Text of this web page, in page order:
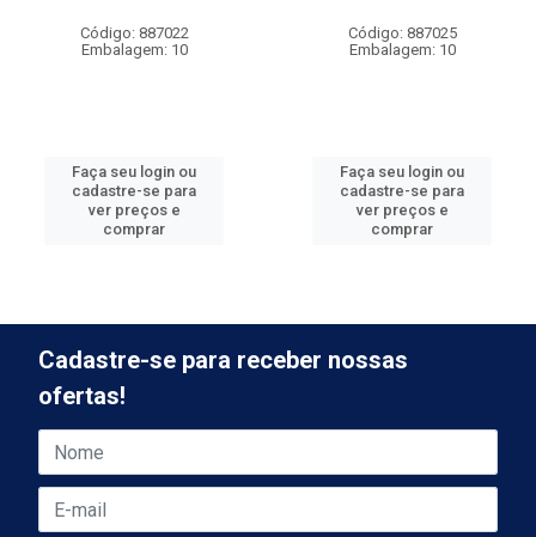
Código: 887022
Embalagem: 10
Faça seu login ou
cadastre-se para
ver preços e
comprar
Código: 887025
Embalagem: 10
Faça seu login ou
cadastre-se para
ver preços e
comprar
Cadastre-se para receber nossas
ofertas!